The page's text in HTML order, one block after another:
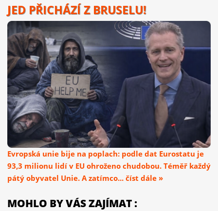
JED PŘICHÁZÍ Z BRUSELU!
Evropská unie bije na poplach: podle dat Eurostatu je
93,3 milionu lidí v EU ohroženo chudobou. Téměř každý
pátý obyvatel Unie. A zatímco... číst dále »
MOHLO BY VÁS ZAJÍMAT :